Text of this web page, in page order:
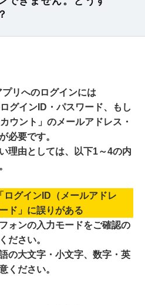
リへのログインには
グインID・パスワード、もし
ウント」のメールアドレス・
必要です。
理由としては、以下1～4の内
ログインID（メールアドレ
ド」に誤りがある
ォンの入力モードをご確認の
ださい。
の大文字・小文字、数字・英
ください。